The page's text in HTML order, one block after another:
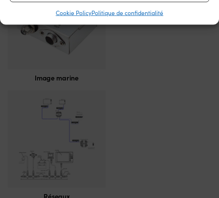
Cookie PolicyPolitique de confidentialité
Image marine